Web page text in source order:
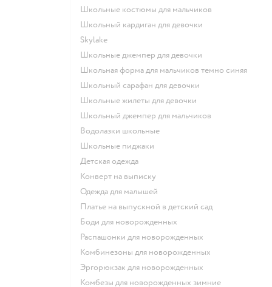
Школьные костюмы для мальчиков
Школьный кардиган для девочки
Skylake
Школьные джемпер для девочки
Школьная форма для мальчиков темно синяя
Школьный сарафан для девочки
Школьные жилеты для девочки
Школьный джемпер для мальчиков
Водолазки школьные
Школьные пиджаки
Детская одежда
Конверт на выписку
Одежда для малышей
Платье на выпускной в детский сад
Боди для новорожденных
Распашонки для новорожденных
Комбинезоны для новорожденных
Эргорюкзак для новорожденных
Комбезы для новорожденных зимние